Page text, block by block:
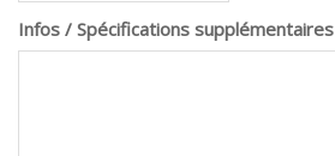
Infos / Spécifications supplémentaires